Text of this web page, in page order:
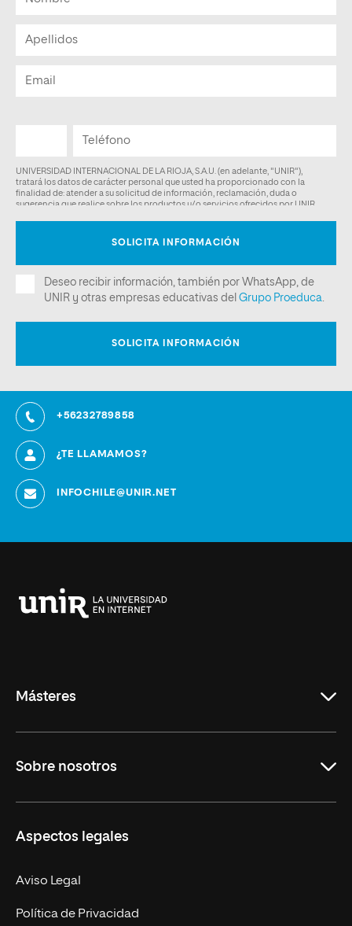
+56232789858
¿TE LLAMAMOS?
INFOCHILE@UNIR.NET
Másteres
Derecho
Empresa
MBA
Marketing y Comunicación
Sobre nosotros
Nuestro Equipo
Contacto
Aspectos legales
Aviso Legal
Política de Privacidad